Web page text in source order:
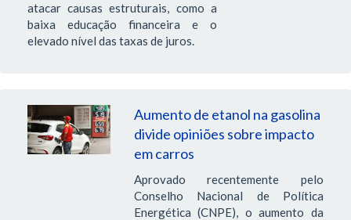
atacar causas estruturais, como a
baixa educação financeira e o
elevado nível das taxas de juros.
Aumento de etanol na gasolina
divide opiniões sobre impacto
em carros
Aprovado recentemente pelo
Conselho Nacional de Política
Energética (CNPE), o aumento da